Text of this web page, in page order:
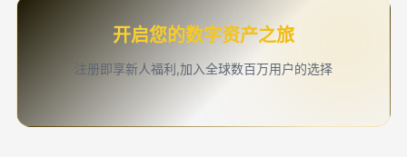
开启您的数字资产之旅
注册即享新人福利,加入全球数百万用户的选择